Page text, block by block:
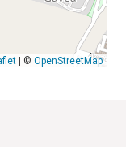
© OpenStreetMap